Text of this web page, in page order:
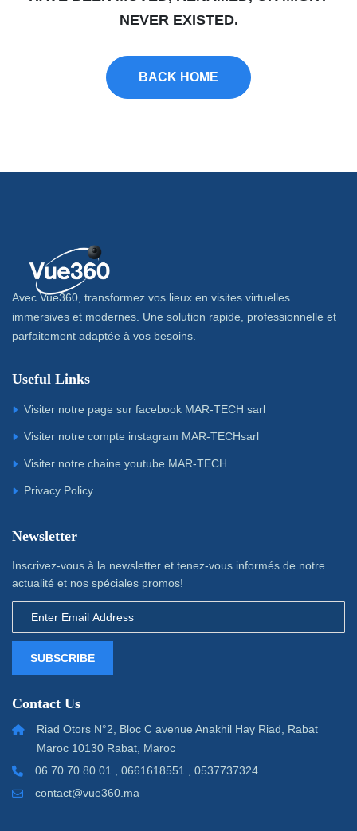
NEVER EXISTED.
BACK HOME
Avec Vue360, transformez vos lieux en visites virtuelles
immersives et modernes. Une solution rapide, professionnelle et
parfaitement adaptée à vos besoins.
Useful Links
Visiter notre page sur facebook MAR-TECH sarl
Visiter notre compte instagram MAR-TECHsarl
Visiter notre chaine youtube MAR-TECH
Privacy Policy
Newsletter
Inscrivez-vous à la newsletter et tenez-vous informés de notre
actualité et nos spéciales promos!
SUBSCRIBE
Contact Us
Riad Otors N°2, Bloc C avenue Anakhil Hay Riad, Rabat
Maroc 10130 Rabat, Maroc
06 70 70 80 01 , 0661618551 , 0537737324
contact@vue360.ma